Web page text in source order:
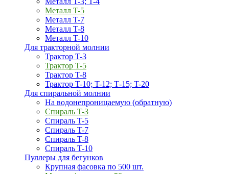
Металл T-5
Металл T-7
Металл T-8
Металл T-10
Для тракторной молнии
Трактор T-3
Трактор T-5
Трактор T-8
Трактор T-10; T-12; Т-15; T-20
Для спиральной молнии
На водонепроницаемую (обратную)
Спираль T-3
Спираль T-5
Спираль T-7
Спираль T-8
Спираль T-10
Пуллеры для бегунков
Крупная фасовка по 500 шт.